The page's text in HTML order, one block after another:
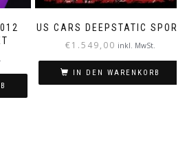
US CARS DEEPSTATIC SPORT
€1.549,00 inkl. MwSt.
IN DEN WARENKORB